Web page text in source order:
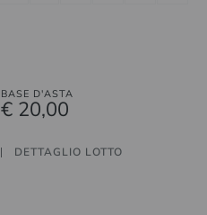
BASE D'ASTA
€ 20,00
DETTAGLIO LOTTO